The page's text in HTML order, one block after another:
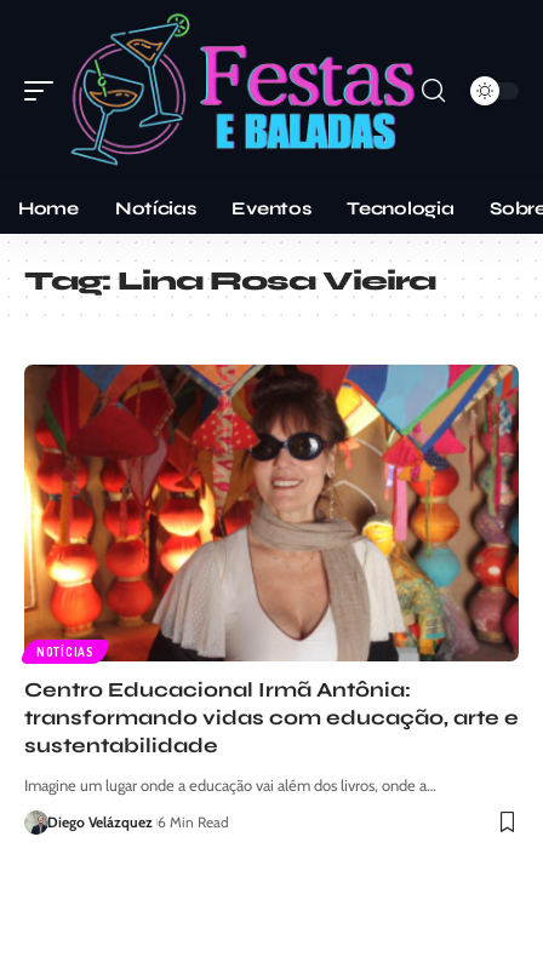
Home Notícias Eventos Tecnologia
Tag:Lina Rosa Vieira
NOTÍCIAS
Centro Educacional Irmã Antônia:
transformando vidas com educação, arte e
sustentabilidade
Imagine um lugar onde a educação vai além dos livros, onde a…
Diego Velázquez 6 Min Read